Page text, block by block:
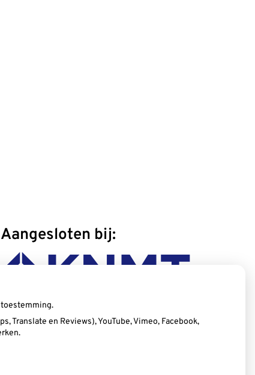
Aangesloten bij:
Translate en Reviews), YouTube, Vimeo, Facebook,